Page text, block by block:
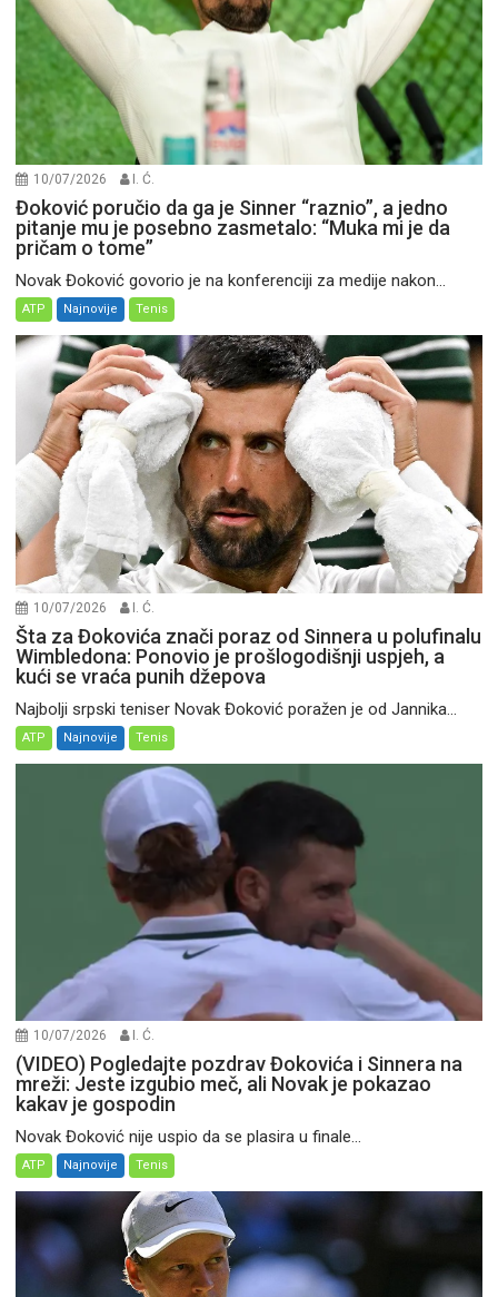
10/07/2026 I. Ć.
Đoković poručio da ga je Sinner “raznio”, a jedno
pitanje mu je posebno zasmetalo: “Muka mi je da
pričam o tome”
Novak Đoković govorio je na konferenciji za medije nakon...
ATP Najnovije Tenis
10/07/2026 I. Ć.
Šta za Đokovića znači poraz od Sinnera u polufinalu
Wimbledona: Ponovio je prošlogodišnji uspjeh, a
kući se vraća punih džepova
Najbolji srpski teniser Novak Đoković poražen je od Jannika...
ATP Najnovije Tenis
10/07/2026 I. Ć.
(VIDEO) Pogledajte pozdrav Đokovića i Sinnera na
mreži: Jeste izgubio meč, ali Novak je pokazao
kakav je gospodin
Novak Đoković nije uspio da se plasira u finale...
ATP Najnovije Tenis